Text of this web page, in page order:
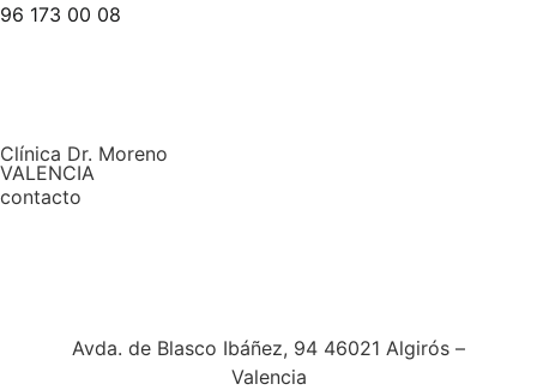
96 173 00 08
Clínica Dr. Moreno
VALENCIA
contacto
Avda. de Blasco Ibáñez, 94 46021 Algirós –
Valencia